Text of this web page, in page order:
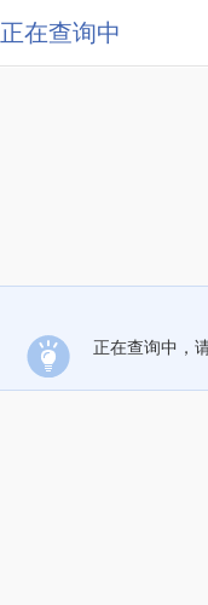
正在查询中
正在查询中，